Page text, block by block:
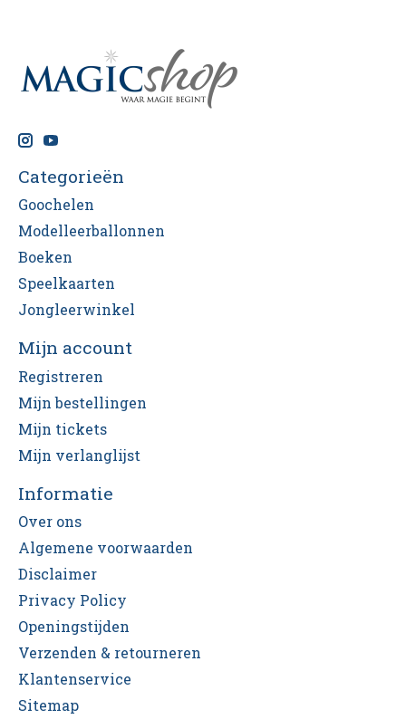
Categorieën
Goochelen
Modelleerballonnen
Boeken
Speelkaarten
Jongleerwinkel
Mijn account
Registreren
Mijn bestellingen
Mijn tickets
Mijn verlanglijst
Informatie
Over ons
Algemene voorwaarden
Disclaimer
Privacy Policy
Openingstijden
Verzenden & retourneren
Klantenservice
Sitemap